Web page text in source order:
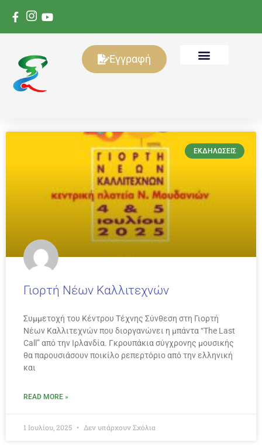
Εγγραφή
ΕΚΔΗΛΏΣΕΙΣ
Γιορτή Νέων Καλλιτεχνών
Συμμετοχή του Κέντρου Τέχνης Σύνθεση στη Γιορτή
Νέων Καλλιτεχνών που διοργανώνει η μπάντα “The Last
Call” από την Ιρλανδία. Γκρουπάκια σύγχρονης μουσικής
θα παρουσιάσουν ποικίλο ρεπερτόριο από την ελληνική
και
READ MORE »
1 Ιουλίου, 2025 Δεν υπάρχουν Σχόλια